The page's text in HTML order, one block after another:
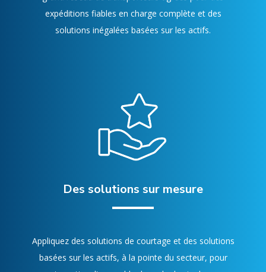
expéditions fiables en charge complète et des
solutions inégalées basées sur les actifs.
Des solutions sur mesure
Appliquez des solutions de courtage et des solutions
basées sur les actifs, à la pointe du secteur, pour